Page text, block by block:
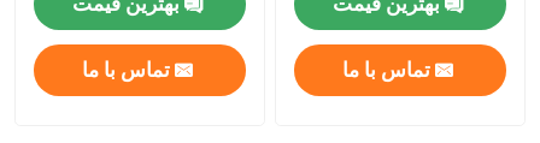
تماس با ما تماس با ما